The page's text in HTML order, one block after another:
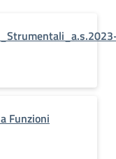
Funzioni